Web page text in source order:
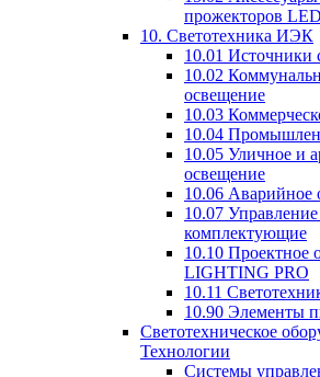
прожекторов
10. Светотехника ИЭК
10.01 Источники
10.02
освещение
10.03
10.04
10.05 Уличное и
освещение
10.06 Аварийное
10.07
комплектующие
10.10 Проектное
LIGHTING PRO
10.11
10.90 Элементы
Светотехническое
Технологии
Системы